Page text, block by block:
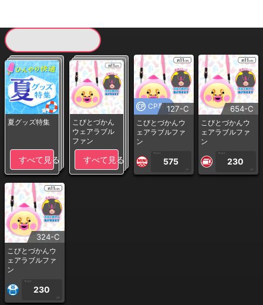
夏グッズ特集
すべて見る
こびとづかん
ウェアラブル
ファン
すべて見る
CP専用127-C
こびとづかんウ
ェアラブルファ
ン
1PLAY
575
CP
654-C
こびとづかんウ
ェアラブルファ
ン
1PLAY
230
CP
324-C
こびとづかんウ
ェアラブルファ
ン
1PLAY
230
CP